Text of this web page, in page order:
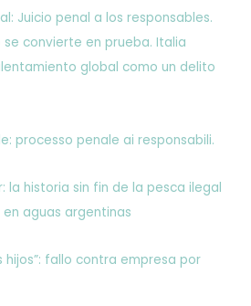
Juicio penal a los responsables.
convierte en prueba. Italia
global como un delito
processo penale ai responsabili.
la historia sin fin de la pesca ilegal
aguas argentinas
hijos”: fallo contra empresa por